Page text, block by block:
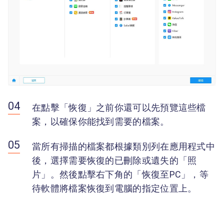
在點擊「恢復」之前你還可以先預覽這些檔
案，以確保你能找到需要的檔案。
當所有掃描的檔案都根據類別列在應用程式中
後，選擇需要恢復的已刪除或遺失的「照
片」。然後點擊右下角的「恢復至PC」，等
待軟體將檔案恢復到電腦的指定位置上。